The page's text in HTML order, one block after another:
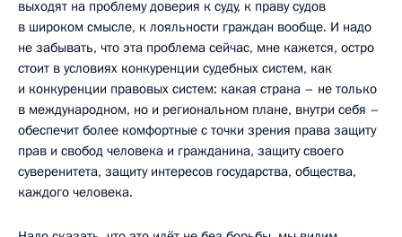
выходят на проблему доверия к суду, к праву судов
в широком смысле, к лояльности граждан вообще. И надо
не забывать, что эта проблема сейчас, мне кажется, остро
стоит в условиях конкуренции судебных систем, как
и конкуренции правовых систем: какая страна – не только
в международном, но и региональном плане, внутри себя –
обеспечит более комфортные с точки зрения права защиту
прав и свобод человека и гражданина, защиту своего
суверенитета, защиту интересов государства, общества,
каждого человека.